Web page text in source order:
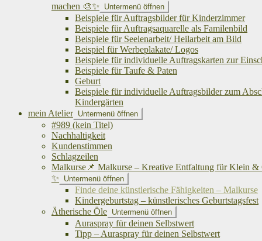
machen 🎨✨
Untermenü öffnen
Beispiele für Auftragsbilder für Kinderzimmer
Beispiele für Auftragsaquarelle als Familenbild
Beispiele für Seelenarbeit/ Heilarbeit am Bild
Beispiel für Werbeplakate/ Logos
Beispiele für individuelle Auftragskarten zur
Beispiele für Taufe & Paten
Geburt
Beispiele für individuelle Auftragsbilder zum
Kindergärten
mein Atelier Untermenü öffnen
#989 (kein Titel)
Nachhaltigkeit
Kundenstimmen
Schlagzeilen
Malkurse📌 Malkurse – Kreative Entfaltung für Klein &
✨
Untermenü öffnen
Finde deine künstlerische Fähigkeiten – Malkurse
Kindergeburtstag – künstlerisches Geburtstagsfest
Ätherische Öle Untermenü öffnen
Auraspray für deinen Selbstwert
Tipp – Auraspray für deinen Selbstwert